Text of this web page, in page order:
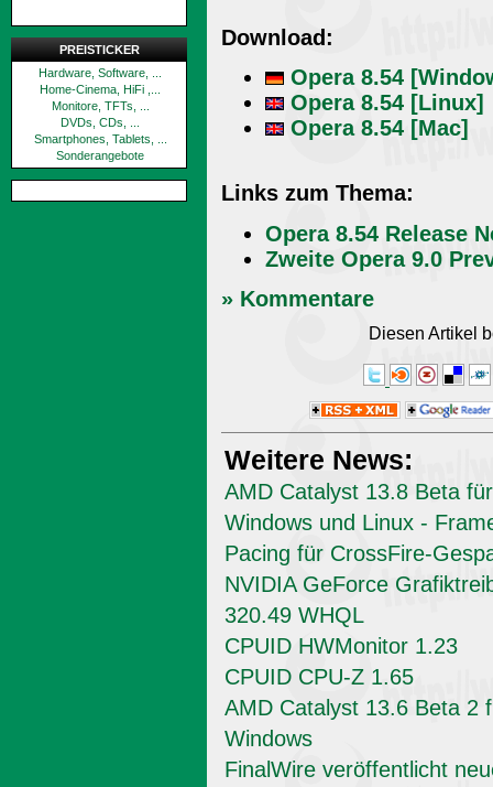
PREISTICKER
Hardware, Software, ...
Home-Cinema, HiFi ,...
Monitore, TFTs, ...
DVDs, CDs, ...
Smartphones, Tablets, ...
Sonderangebote
Download:
Opera 8.54
Opera 8.54 [Linux]
Opera 8.54 [Mac]
Links zum Thema:
Opera 8.54 Release
Zweite Opera 9.0
» Kommentare
Diesen Artikel
Weitere News:
AMD Catalyst 13.8 Beta für
Windows und Linux -
Pacing für CrossFire-
NVIDIA GeForce
320.49 WHQL
CPUID HWMonitor 1.23
CPUID CPU-Z 1.65
AMD Catalyst 13.6 Beta 2
Windows
FinalWire veröffentlicht